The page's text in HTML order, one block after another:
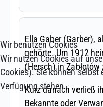
Wir benutzen Cookies
Wir nutzen Cookies auf
Cookies). Sie können
Verfügung stehen.